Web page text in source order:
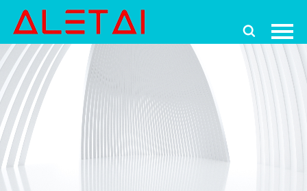

Главная
Продукция
Новости
О Hас
Контакты